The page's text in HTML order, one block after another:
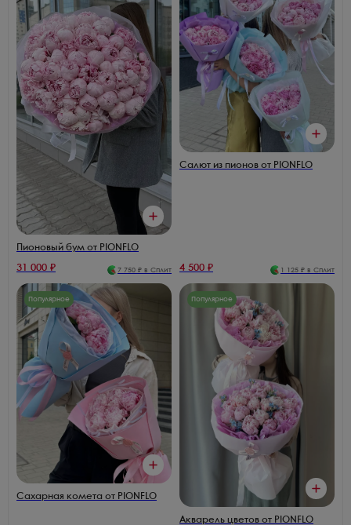
Пионовый бум от PIONFLO
31 000 ₽ 7 750 ₽ в Сплит
Салют из пионов от PIONFLO
4 500 ₽ 1 125 ₽ в Сплит
Популярное
Сахарная комета от PIONFLO
Популярное
Акварель цветов от PIONFLO